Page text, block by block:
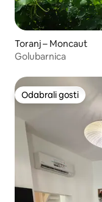
Toranj – Moncaut
Golubarnica
Odabrali gosti
Odabrali gosti